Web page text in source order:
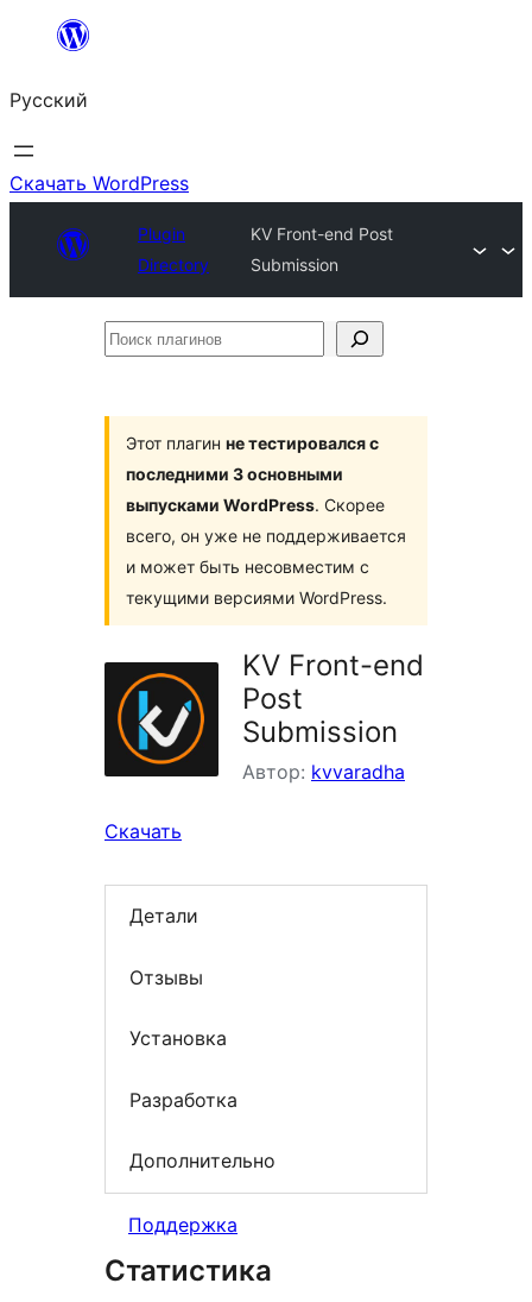
Перейти
содержимому
Русский
Скачать WordPress
Plugin
Directory
KV Front-end Post
Submission
Поиск
Этот плагин не тестировался с
последними 3 основными
выпусками WordPress. Скорее
всего, он уже не поддерживается
и может быть несовместим с
текущими версиями WordPress.
KV Front-end
Post
Submission
Автор: kvvaradha
Скачать
Детали
Отзывы
Установка
Разработка
Дополнительно
Поддержка
Статистика